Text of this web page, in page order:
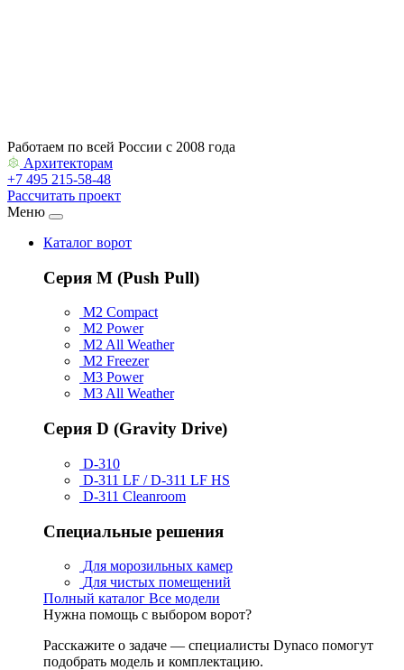
Работаем по всей России с 2008 года
Архитекторам
+7 495 215-58-48
Рассчитать проект
Меню
Каталог ворот
Серия M (Push Pull)
M2 Compact
M2 Power
M2 All Weather
M2 Freezer
M3 Power
M3 All Weather
Серия D (Gravity Drive)
D-310
D-311 LF / D-311 LF HS
D-311 Cleanroom
Специальные решения
Для морозильных камер
Для чистых помещений
Полный каталог Все модели
Нужна помощь с выбором ворот?
Расскажите о задаче — специалисты Dynaco помогут
подобрать модель и комплектацию.